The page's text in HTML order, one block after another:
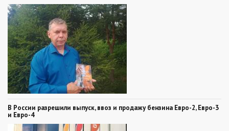
В России разрешили выпуск, ввоз и продажу бензина Евро-2, Евро-3
и Евро-4